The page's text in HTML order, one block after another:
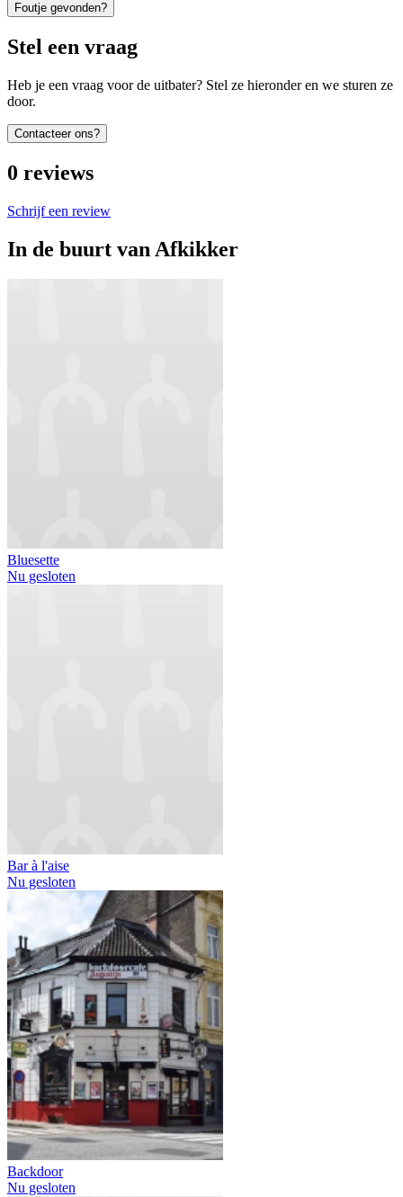
Foutje gevonden?
Stel een vraag
Heb je een vraag voor de uitbater? Stel ze hieronder en we sturen ze
door.
Contacteer ons?
0 reviews
Schrijf een review
In de buurt van Afkikker
Bluesette
Nu gesloten
Bar à l'aise
Nu gesloten
Backdoor
Nu gesloten